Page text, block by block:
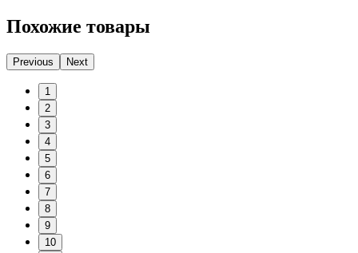
Похожие товары
Previous Next
1
2
3
4
5
6
7
8
9
10